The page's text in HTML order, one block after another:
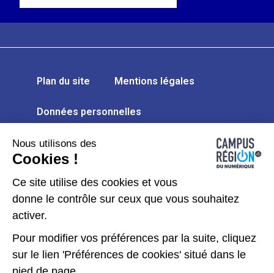
Plan du site Mentions légales
Données personnelles
Gérer les cookies
Accessibilité : partiellement conforme
Nous utilisons des
Cookies !
Ce site utilise des cookies et vous
donne le contrôle sur ceux que vous souhaitez
activer.
Pour modifier vos préférences par la suite, cliquez
sur le lien 'Préférences de cookies' situé dans le